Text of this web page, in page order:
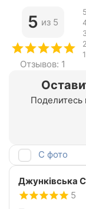
Поделитесь
5 из 5
Отзывов: 1
С фото
Джунківська
5